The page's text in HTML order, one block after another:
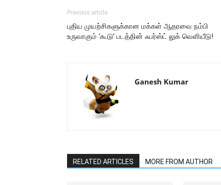
Previous article
புதிய முயற்சிகளுக்கான மக்கள் ஆதரவை நம்பி
உருவாகும் ‘கூடு’ படத்தின் ஃபர்ஸ்ட் லுக் வெளியீடு!
Ganesh Kumar
RELATED ARTICLES MORE FROM AUTHOR